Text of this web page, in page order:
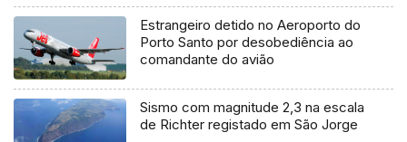
Estrangeiro detido no Aeroporto do
Porto Santo por desobediência ao
comandante do avião
Sismo com magnitude 2,3 na escala
de Richter registado em São Jorge